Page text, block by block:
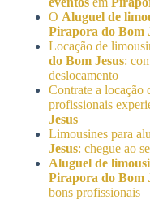
O Aluguel de
Pirapora do Bom
Locação de
do Bom Jesus:
deslocamento
Contrate a locação
profissionais
Jesus
Limousines para
Jesus: chegue ao
Aluguel de
Pirapora do Bom
bons profissionais